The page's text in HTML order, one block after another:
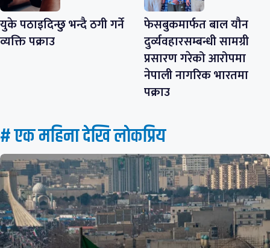
युके पठाइदिन्छु भन्दै ठगी गर्ने
व्यक्ति पक्राउ
फेसबुकमार्फत बाल यौन
दुर्व्यवहारसम्बन्धी सामग्री
प्रसारण गरेको आरोपमा
नेपाली नागरिक भारतमा
पक्राउ
# एक महिना देखि लाेकप्रिय